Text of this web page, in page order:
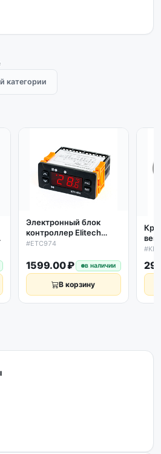
категории
Электронный блок
контроллер Elitech
ETC974 (аналог Eliwell
#ETC974
1599.00 ₽ в наличии
В корзину
28˚